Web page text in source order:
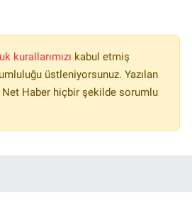
kurallarımızı kabul etmiş
üstleniyorsunuz. Yazılan
Haber hiçbir şekilde sorumlu